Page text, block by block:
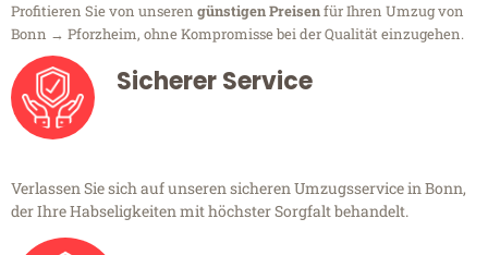
Profitieren Sie von unseren günstigen Preisenfür Ihren Umzug von
Bonn → Pforzheim, ohne Kompromisse bei der Qualität einzugehen.
Sicherer Service
Verlassen Sie sich auf unseren sicheren Umzugsservice in Bonn,
der Ihre Habseligkeiten mit höchster Sorgfalt behandelt.